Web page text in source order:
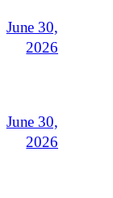
June 30,
2026
June 30,
2026